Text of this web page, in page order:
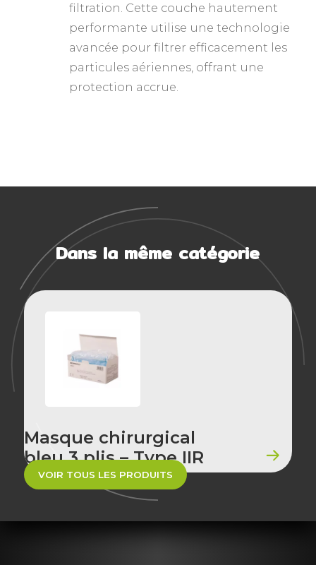
filtration. Cette couche hautement
performante utilise une technologie
avancée pour filtrer efficacement les
particules aériennes, offrant une
protection accrue.
Dans la même catégorie
Masque chirurgical
bleu 3 plis – Type IIR
VOIR TOUS LES PRODUITS